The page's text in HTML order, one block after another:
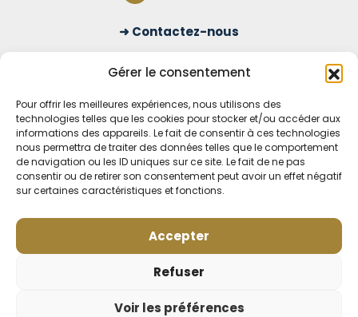
Gérer le consentement
Pour offrir les meilleures expériences, nous utilisons des
technologies telles que les cookies pour stocker et/ou accéder aux
informations des appareils. Le fait de consentir à ces technologies
nous permettra de traiter des données telles que le comportement
de navigation ou les ID uniques sur ce site. Le fait de ne pas
consentir ou de retirer son consentement peut avoir un effet négatif
sur certaines caractéristiques et fonctions.
Accepter
Refuser
Voir les préférences
Contactez-nous
OUVERT TOUS LES JOURS
Voir nos horaires
MENTIONS LÉGALES
POLITIQUE DE CONFIDENTIALITÉ